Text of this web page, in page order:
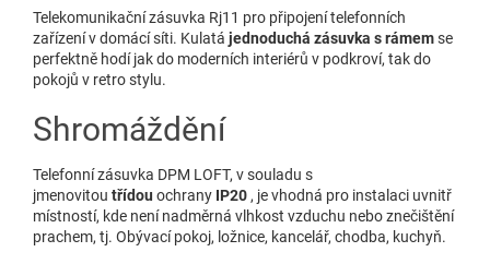
Telekomunikační zásuvka Rj11 pro připojení telefonních
zařízení v domácí síti. Kulatá jednoduchá zásuvka s rámemse
perfektně hodí jak do moderních interiérů v podkroví, tak do
pokojů v retro stylu.
Shromáždění
Telefonní zásuvka DPM LOFT, v souladu s
jmenovitou třídou ochrany IP20, je vhodná pro instalaci uvnitř
místností, kde není nadměrná vlhkost vzduchu nebo znečištění
prachem, tj. Obývací pokoj, ložnice, kancelář, chodba, kuchyň.